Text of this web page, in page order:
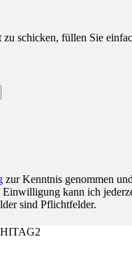
schicken, füllen Sie
zur Kenntnis genommen
Einwilligung kann ich
sind Pflichtfelder.